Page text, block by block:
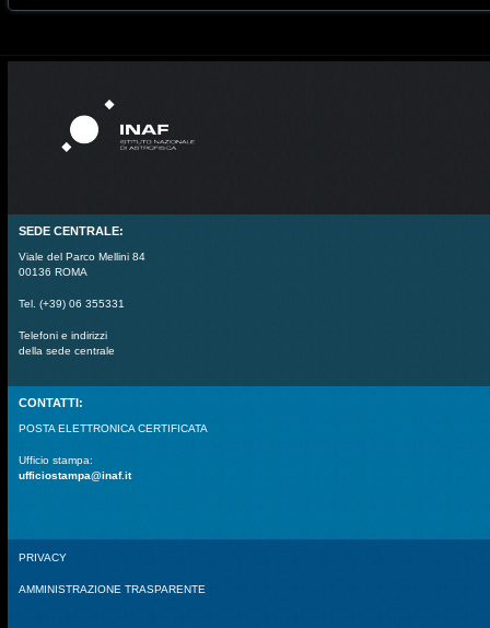
SEDE CENTRALE:
Viale del Parco Mellini 84
00136 ROMA
Tel. (+39) 06 355331
Telefoni e indirizzi
della sede centrale
CONTATTI:
POSTA ELETTRONICA CERTIFICATA
Ufficio stampa:
ufficiostampa@inaf.it
PRIVACY
AMMINISTRAZIONE TRASPARENTE